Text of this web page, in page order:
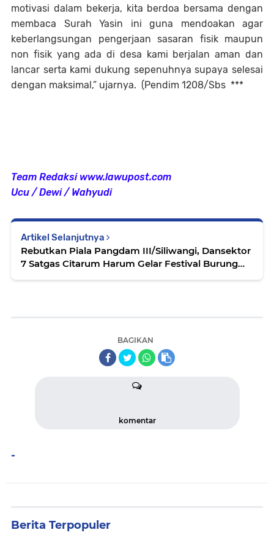
motivasi dalam bekerja, kita berdoa bersama dengan
membaca Surah Yasin ini guna mendoakan agar
keberlangsungan pengerjaan sasaran fisik maupun
non fisik yang ada di desa kami berjalan aman dan
lancar serta kami dukung sepenuhnya supaya selesai
dengan maksimal,” ujarnya. (Pendim 1208/Sbs ***
Team Redaksi www.lawupost.com
Ucu / Dewi / Wahyudi
Artikel Selanjutnya
Rebutkan Piala Pangdam III/Siliwangi, Dansektor
7 Satgas Citarum Harum Gelar Festival Burung
BAGIKAN
komentar
-
Berita Terpopuler